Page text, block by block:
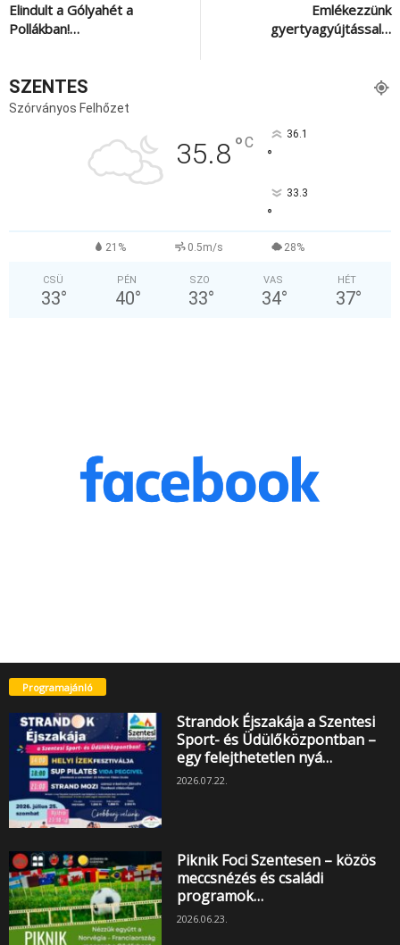
Elindult a Gólyahét a
Pollákban!…
Emlékezzünk
gyertyagyújtással…
SZENTES
Szórványos Felhőzet
35.8°C 36.1
°
33.3
°
21% 0.5m/s 28%
CSÜ
33°
PÉN
40°
SZO
33°
VAS
34°
HÉT
37°
Programajánló
Strandok Éjszakája a Szentesi
Sport- és Üdülőközpontban –
egy felejthetetlen nyá…
2026.07.22.
Piknik Foci Szentesen – közös
meccsnézés és családi
programok…
2026.06.23.